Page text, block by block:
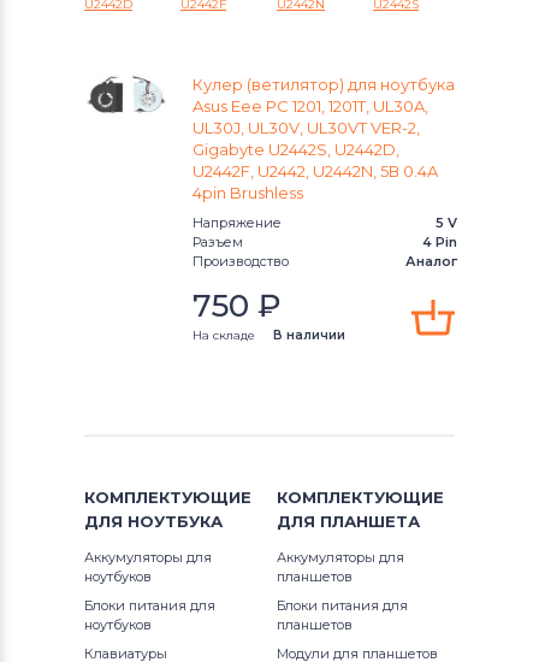
Вентиляторы (кулеры)Клавиатуры
Вентиляторы (кулеры)Packard Bell
Вентиляторы (кулеры)Hannspree
Вентиляторы (кулеры)
Вентиляторы (кулеры)Benq
Вентиляторы (кулеры)Lenovo
Вентиляторы (кулеры)Gateway
Вентиляторы (кулеры)FCN
Вентиляторы (кулеры)HP
U2442D U2442F U2442N U2442S
Кулер (ветилятор) для ноутбука
Asus Eee PC 1201, 1201T, UL30A,
UL30J, UL30V, UL30VT VER-2,
Gigabyte U2442S, U2442D,
U2442F, U2442, U2442N, 5В 0.4A
4pin Brushless
Напряжение
5 V
Разъем
4 Pin
Производство
Аналог
750 ₽
На складе В наличии
КОМПЛЕКТУЮЩИЕ
ДЛЯ НОУТБУКА
Аккумуляторы для
ноутбуков
Блоки питания для
ноутбуков
Клавиатуры
КОМПЛЕКТУЮЩИЕ
ДЛЯ ПЛАНШЕТА
Аккумуляторы для
планшетов
Блоки питания для
планшетов
Модули для планшетов